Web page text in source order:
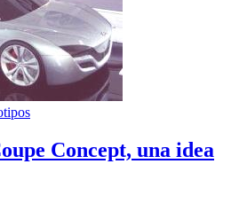
Concept, una idea